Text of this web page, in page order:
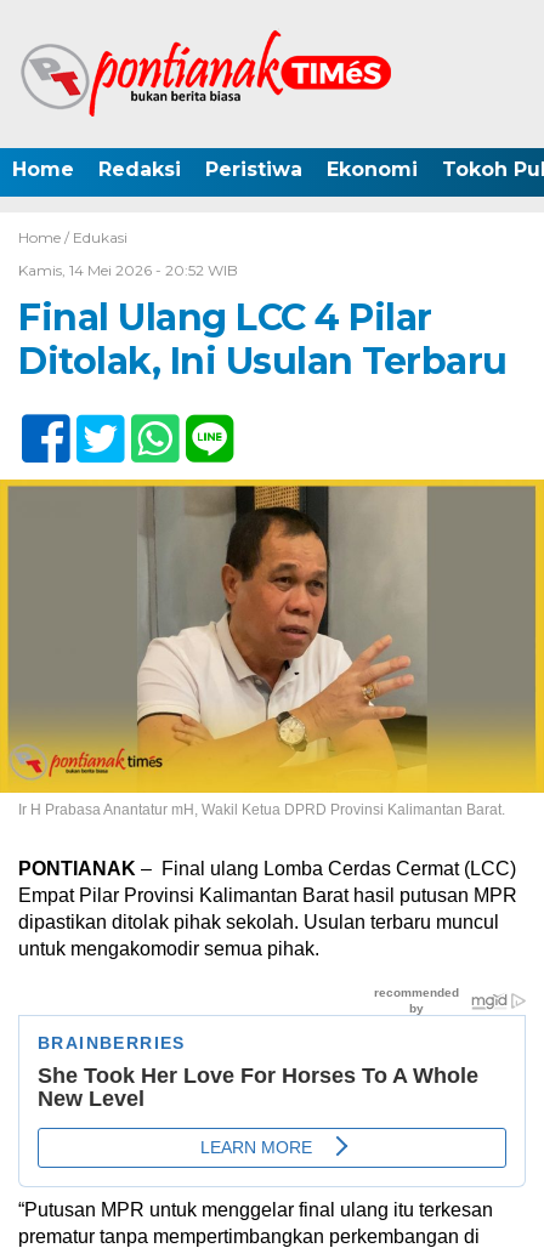
Home Redaksi Peristiwa Ekonomi Tokoh
Home / Edukasi
Kamis, 14 Mei 2026 - 20:52 WIB
Final Ulang LCC 4 Pilar
Ditolak, Ini Usulan Terbaru
Ir H Prabasa Anantatur mH, Wakil Ketua DPRD Provinsi Kalimantan Barat.
PONTIANAK – Final ulang Lomba Cerdas Cermat (LCC)
Empat Pilar Provinsi Kalimantan Barat hasil putusan MPR
dipastikan ditolak pihak sekolah. Usulan terbaru muncul
untuk mengakomodir semua pihak.
“Putusan MPR untuk menggelar final ulang itu terkesan
prematur tanpa mempertimbangkan perkembangan di